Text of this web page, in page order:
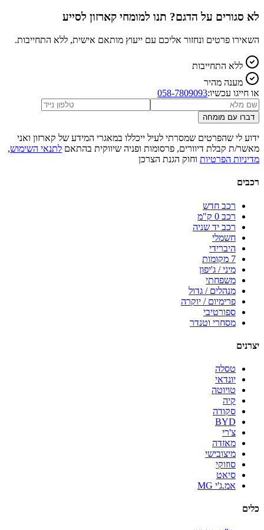
לא סגורים על הדגם? תנו למומחי קארזון לסייע
השאירו פרטים ונחזור אליכם עם ייעוץ מותאם אישית, ללא התחייבות.
ללא התחייבות
מענה מהיר
או חייגו עכשיו:058-7809093
דברו עם מומחה
ידוע לי שהפרטים שמסרתי לעיל ייכללו במאגרי המידע של קארזון ואני
מאשר/ת קבלת דיוורים, פרסומות ופניה שיווקית בהתאם לתנאי השימוש,
מדיניות הפרטיות וחוק הגנת הצרכן
רכבים
רכב חדש
רכב 0 ק"מ
רכב יד שניה
חשמלי
היברידי
7 מקומות
מיני / ג'יפון
משפחתי
מנהלים / גדול
פרימיום / יוקרה
ספורטיבי
מסחרי וטנדר
יצרנים
טסלה
יונדאי
טויוטה
קיה
סקודה
BYD
צ'רי
מאזדה
מיצובישי
סוזוקי
סיאט
אמ.ג'י MG
כלים